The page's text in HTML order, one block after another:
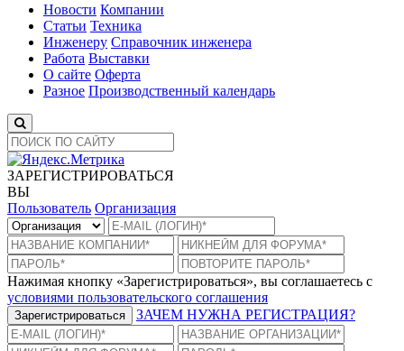
Новости Компании
Статьи Техника
Инженеру Справочник инженера
Работа Выставки
О сайте Оферта
Разное Производственный календарь
ЗАРЕГИСТРИРОВАТЬСЯ
ВЫ
Пользователь Организация
Нажимая кнопку «Зарегистрироваться», вы соглашаетесь с
условиями пользовательского соглашения
Зарегистрироваться ЗАЧЕМ НУЖНА РЕГИСТРАЦИЯ?